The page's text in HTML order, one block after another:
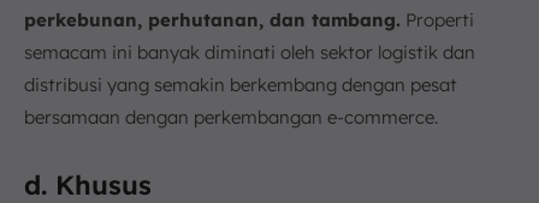
perkebunan, perhutanan, dan tambang. Properti
semacam ini banyak diminati oleh sektor logistik dan
distribusi yang semakin berkembang dengan pesat
bersamaan dengan perkembangan e-commerce.
d. Khusus